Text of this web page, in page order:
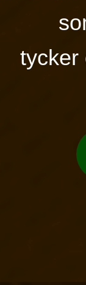
tycker